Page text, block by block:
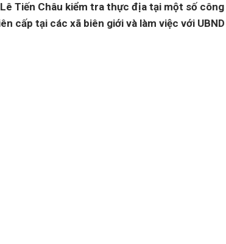
Tiến Châu kiểm tra thực địa tại một số
cấp tại các xã biên giới và làm việc với